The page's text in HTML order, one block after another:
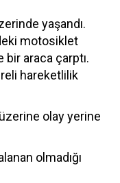
yaşandı.
motosiklet
araca çarptı.
hareketlilik
olay yerine
olmadığı